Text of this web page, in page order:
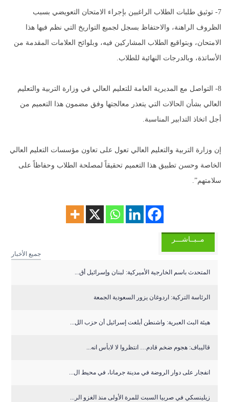
7- توثيق طلبات الطلاب الراغبين بإجراء الامتحان التعويضي بسبب
الظروف الراهنة، والاحتفاظ بسجل لجميع التواريخ التي نظم فيها هذا
الامتحان، وبتواقيع الطلاب المشاركين فيه، وبلوائح العلامات المقدمة من
الأساتذة، وبالدرجات النهائية للطلاب.
8- التواصل مع المديرية العامة للتعليم العالي في وزارة التربية والتعليم
العالي بشأن الحالات التي يتعذر معالجتها وفق مضمون هذا التعميم من
أجل اتخاذ التدابير المناسبة.
إن وزارة التربية والتعليم العالي تعول على تعاون مؤسسات التعليم العالي
الخاصة وحسن تطبيق هذا التعميم تحقيقاً لمصلحة الطلاب وحفاظاً على
سلامتهم”.
مــبــاشـــر
جميع الأخبار
المتحدث باسم الخارجية الأميركية: لبنان وإسرائيل أق...
الرئاسة التركية: اردوغان يزور السعودية الجمعة
هيئة البث العبرية: واشنطن أبلغت إسرائيل أن حزب الل...
قاليباف: هجوم ضخم قادم… انتظروا لا لابأس انه...
انفجار على دوار الروضة في مدينة جرمانا، في محيط ال...
زيلينسكي في صربيا السبت للمرة الأولى منذ الغزو الر...